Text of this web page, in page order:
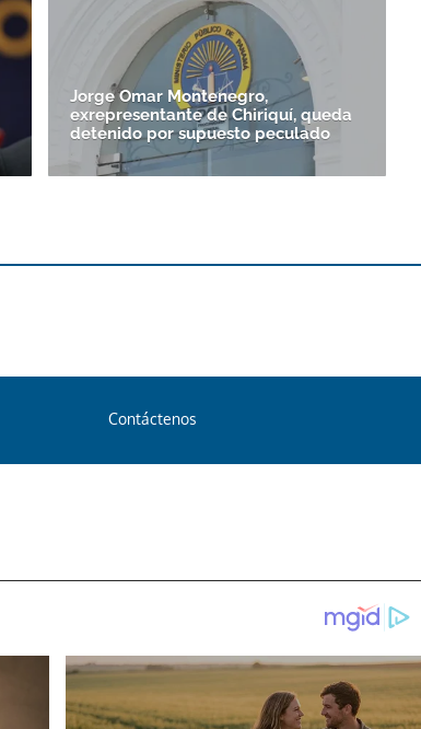
Jorge Omar Montenegro,
exrepresentante de Chiriquí, queda
detenido por supuesto peculado
Contáctenos